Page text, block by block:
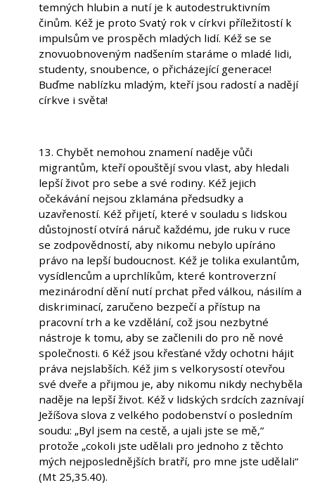
temných hlubin a nutí je k autodestruktivním
činům. Kéž je proto Svatý rok v církvi příležitostí k
impulsům ve prospěch mladých lidí. Kéž se se
znovuobnoveným nadšením staráme o mladé lidi,
studenty, snoubence, o přicházející generace!
Buďme nablízku mladým, kteří jsou radostí a nadějí
církve i světa!
13. Chybět nemohou znamení naděje vůči
migrantům, kteří opouštějí svou vlast, aby hledali
lepší život pro sebe a své rodiny. Kéž jejich
očekávání nejsou zklamána předsudky a
uzavřeností. Kéž přijetí, které v souladu s lidskou
důstojností otvírá náruč každému, jde ruku v ruce
se zodpovědností, aby nikomu nebylo upíráno
právo na lepší budoucnost. Kéž je tolika exulantům,
vysídlencům a uprchlíkům, které kontroverzní
mezinárodní dění nutí prchat před válkou, násilím a
diskriminací, zaručeno bezpečí a přístup na
pracovní trh a ke vzdělání, což jsou nezbytné
nástroje k tomu, aby se začlenili do pro ně nové
společnosti. 6 Kéž jsou křesťané vždy ochotni hájit
práva nejslabších. Kéž jim s velkorysostí otevřou
své dveře a přijmou je, aby nikomu nikdy nechyběla
naděje na lepší život. Kéž v lidských srdcích zaznívají
Ježíšova slova z velkého podobenství o posledním
soudu: „Byl jsem na cestě, a ujali jste se mě,“
protože „cokoli jste udělali pro jednoho z těchto
mých nejposlednějších bratří, pro mne jste udělali“
(Mt 25,35.40).